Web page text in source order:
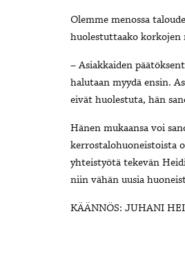
Olemme menossa
huolestuttaako korkojen
– Asiakkaiden
halutaan myydä ensin.
eivät huolestuta, hän
Hänen mukaansa voi
kerrostalohuoneistoista
yhteistyötä tekevän
niin vähän uusia
KÄÄNNÖS: JUHANI